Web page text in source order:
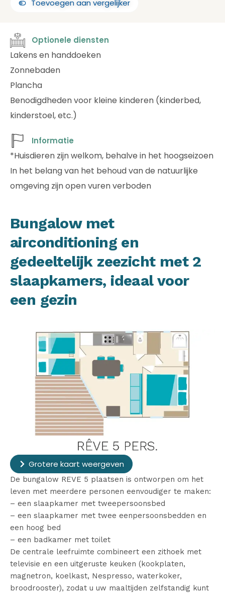
Toevoegen aan vergelijker
Optionele diensten
Lakens en handdoeken
Zonnebaden
Plancha
Benodigdheden voor kleine kinderen (kinderbed,
kinderstoel, etc.)
Informatie
*Huisdieren zijn welkom, behalve in het hoogseizoen
In het belang van het behoud van de natuurlijke
omgeving zijn open vuren verboden
Bungalow met
airconditioning en
gedeeltelijk zeezicht met 2
slaapkamers, ideaal voor
een gezin
Grotere kaart weergeven
De bungalow REVE 5 plaatsen is ontworpen om het
leven met meerdere personen eenvoudiger te maken:
– een slaapkamer met tweepersoonsbed
– een slaapkamer met twee eenpersoonsbedden en
een hoog bed
– een badkamer met toilet
De centrale leefruimte combineert een zithoek met
televisie en een uitgeruste keuken (kookplaten,
magnetron, koelkast, Nespresso, waterkoker,
broodrooster), zodat u uw maaltijden zelfstandig kunt